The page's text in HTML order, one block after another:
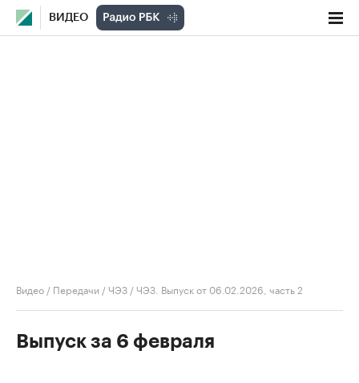
ВИДЕО
Видео / Передачи /ЧЭЗ /ЧЭЗ. Выпуск от 06.02.2026, часть 2
Выпуск за 6 февраля